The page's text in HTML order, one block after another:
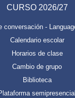
CURSO 2026/27
conversación -
Calendario escolar
Horarios de clase
Cambio de grupo
Biblioteca
semipresencial